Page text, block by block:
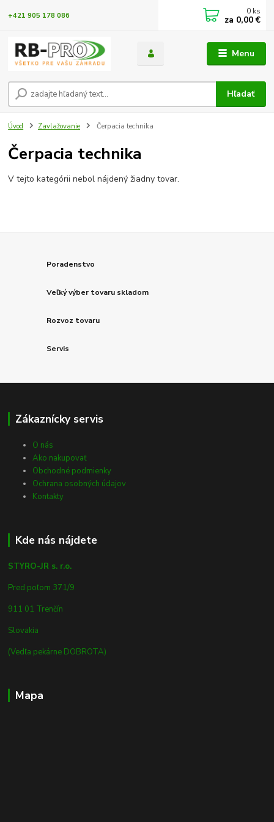
Menu
Hľadať
+421 905 178 086 0 ks
za 0,00 €
Úvod Zavlažovanie Čerpacia technika
Čerpacia technika
V tejto kategórii nebol nájdený žiadny tovar.
Poradenstvo
Veľký výber tovaru skladom
Rozvoz tovaru
Servis
Zákaznícky servis
O nás
Ako nakupovať
Obchodné podmienky
Ochrana osobných údajov
Kontakty
Kde nás nájdete
STYRO-JR s. r.o.
Pred poľom 371/9
911 01 Trenčín
Slovakia
(Vedľa pekárne DOBROTA)
Mapa